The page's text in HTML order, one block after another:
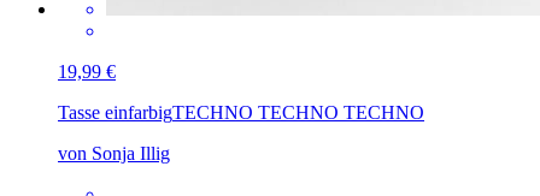
19,99 €
Tasse einfarbigTECHNO TECHNO TECHNO
von Sonja Illig